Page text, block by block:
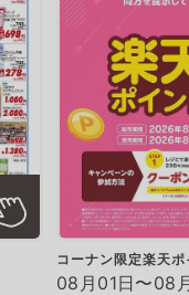
コーナン限定楽天
08月01日〜08